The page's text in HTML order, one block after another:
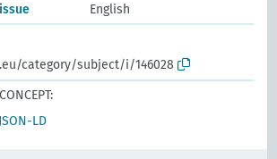
English
category/subject/i/146028
JSON-LD